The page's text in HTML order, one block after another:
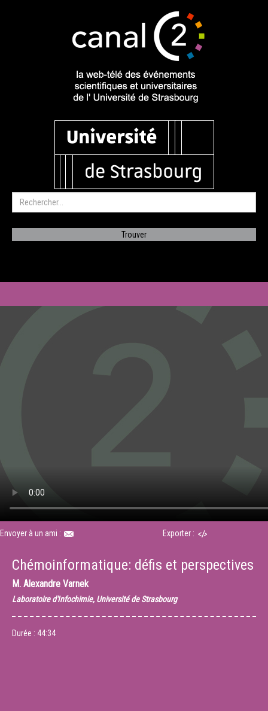
Envoyer à un ami : Exporter :
Chémoinformatique: défis et perspectives
M. Alexandre Varnek
Laboratoire d'Infochimie, Université de Strasbourg
Durée : 44:34